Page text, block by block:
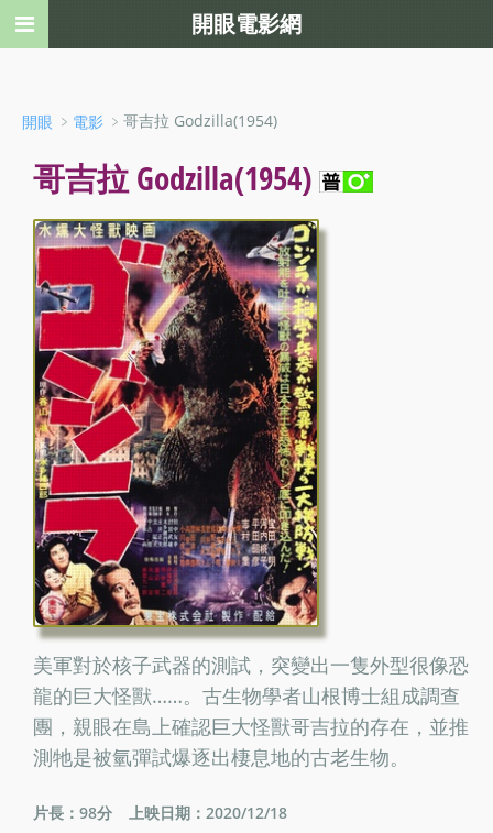
開眼 ﹥ 電影 ﹥哥吉拉 Godzilla(1954)
哥吉拉 Godzilla(1954)
美軍對於核子武器的測試，突變出一隻外型很像恐
龍的巨大怪獸……。古生物學者山根博士組成調查
團，親眼在島上確認巨大怪獸哥吉拉的存在，並推
測牠是被氫彈試爆逐出棲息地的古老生物。
片長：98分 上映日期：2020/12/18
開眼電影網